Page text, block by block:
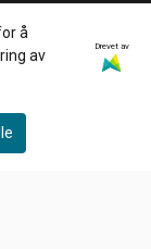
å
av
Drevet av